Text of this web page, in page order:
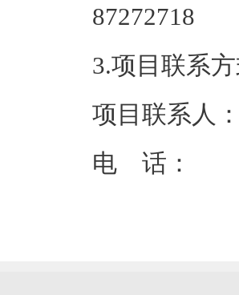
3.项目联系
项目联系人
电 话：